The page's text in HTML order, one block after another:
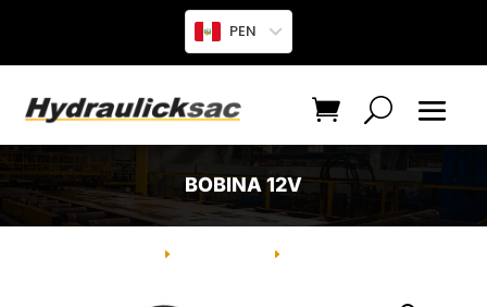
PEN
BOBINA 12V
E E